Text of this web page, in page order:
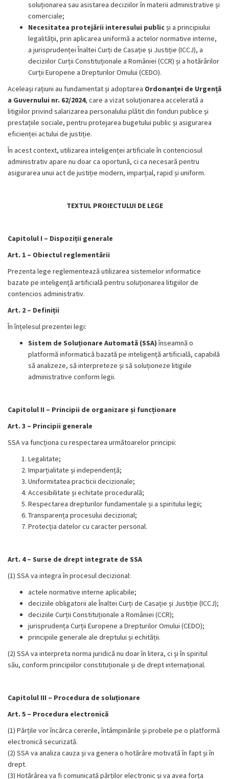
soluționarea sau asistarea deciziilor în materii administrative și
comerciale;
Necesitatea protejării interesului publicși a principiului
legalității, prin aplicarea uniformă a actelor normative interne,
a jurisprudenței Înaltei Curți de Casație și Justiție (ICCJ), a
deciziilor Curții Constituționale a României (CCR) și a hotărârilor
Curții Europene a Drepturilor Omului (CEDO).
Aceleași rațiuni au fundamentat și adoptarea Ordonanței de Urgență
a Guvernului nr. 62/2024, care a vizat soluționarea accelerată a
litigiilor privind salarizarea personalului plătit din fonduri publice și
prestațiile sociale, pentru protejarea bugetului public și asigurarea
eficienței actului de justiție.
În acest context, utilizarea inteligenței artificiale în contenciosul
administrativ apare nu doar ca oportună, ci ca necesară pentru
asigurarea unui act de justiție modern, imparțial, rapid și uniform.
TEXTUL PROIECTULUI DE LEGE
Capitolul I – Dispoziții generale
Art. 1 – Obiectul reglementării
Prezenta lege reglementează utilizarea sistemelor informatice
bazate pe inteligență artificială pentru soluționarea litigiilor de
contencios administrativ.
Art. 2 – Definiții
În înțelesul prezentei legi:
Sistem de Soluționare Automată (SSA)înseamnă o
platformă informatică bazată pe inteligență artificială, capabilă
să analizeze, să interpreteze și să soluționeze litigiile
administrative conform legii.
Capitolul II – Principii de organizare și funcționare
Art. 3 – Principii generale
SSA va funcționa cu respectarea următoarelor principii:
Legalitate;
Imparțialitate și independență;
Uniformitatea practicii decizionale;
Accesibilitate și echitate procedurală;
Respectarea drepturilor fundamentale și a spiritului legii;
Transparența procesului decizional;
Protecția datelor cu caracter personal.
Art. 4 – Surse de drept integrate de SSA
(1) SSA va integra în procesul decizional:
actele normative interne aplicabile;
deciziile obligatorii ale Înaltei Curți de Casație și Justiție (ICCJ);
deciziile Curții Constituționale a României (CCR);
jurisprudența Curții Europene a Drepturilor Omului (CEDO);
principiile generale ale dreptului și echității.
(2) SSA va interpreta norma juridică nu doar în litera, ci și în spiritul
său, conform principiilor constituționale și de drept internațional.
Capitolul III – Procedura de soluționare
Art. 5 – Procedura electronică
(1) Părțile vor încărca cererile, întâmpinările și probele pe o platformă
electronică securizată.
(2) SSA va analiza cauza și va genera o hotărâre motivată în fapt și în
drept.
(3) Hotărârea va fi comunicată părților electronic și va avea forța